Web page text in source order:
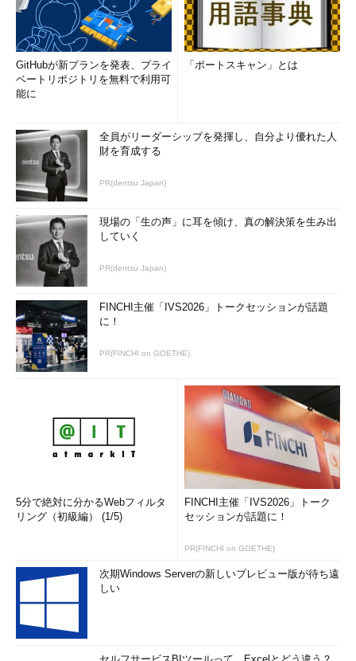
GitHubが新プランを発表、プライ
ベートリポジトリを無料で利用可
能に
「ポートスキャン」とは
全員がリーダーシップを発揮し、自分より優れた人
財を育成する
PR(dentsu Japan)
現場の「生の声」に耳を傾け、真の解決策を生み出
していく
PR(dentsu Japan)
FINCHI主催「IVS2026」トークセッションが話題
に！
PR(FINCHI on GOETHE)
5分で絶対に分かるWebフィルタ
リング（初級編） (1/5)
FINCHI主催「IVS2026」トーク
セッションが話題に！
PR(FINCHI on GOETHE)
次期Windows Serverの新しいプレビュー版が待ち遠
しい